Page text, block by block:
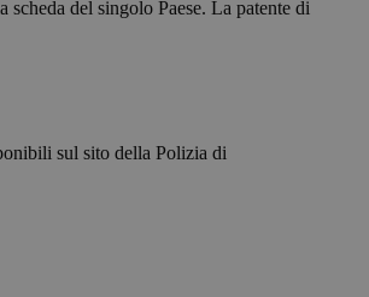
scheda del singolo Paese. La patente di
sul sito della Polizia di